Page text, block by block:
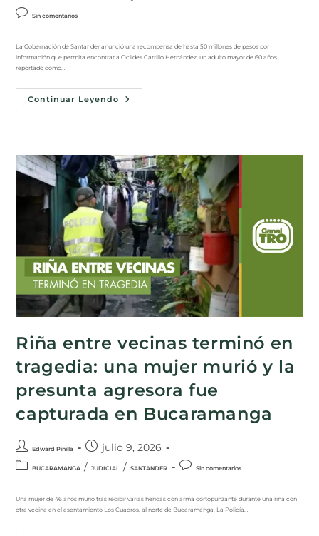
Sin comentarios
La Gobernación de Santander anunció una recompensa de hasta 50 millones de pesos por
información que permita encontrar a Oclides Carrillo Hernández, un adulto mayor de 60 años
reportado como…
Continuar Leyendo
Riña entre vecinas terminó en
tragedia: una mujer murió y la
presunta agresora fue
capturada en Bucaramanga
Edward Pinilla julio 9, 2026
BUCARAMANGA / JUDICIAL / SANTANDER Sin comentarios
Una mujer de 46 años murió tras recibir varias heridas con arma cortopunzante durante una riña con
otra vecina en el asentamiento Los Cuadros, al norte de Bucaramanga. La Policía…